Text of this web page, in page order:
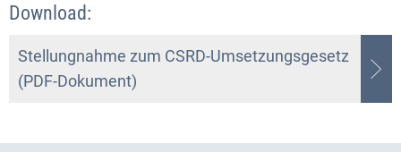
Download:
Stellungnahme zum CSRD-Umsetzungsgesetz
(PDF-Dokument)